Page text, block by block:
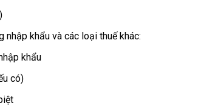
nhập khẩu và các loại thuế khác:
khẩu
có)